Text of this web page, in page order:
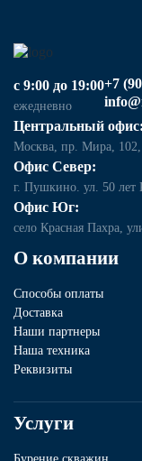
О компании
Способы оплаты
Доставка
Наши партнеры
Наша техника
Реквизиты
Услуги
с 9:00 до 19:00
ежедневно
+7
Центральный офис:
Москва, пр. Мира,
Офис Север:
г. Пушкино. ул. 50 лет
Офис Юг:
село Красная Пахра,